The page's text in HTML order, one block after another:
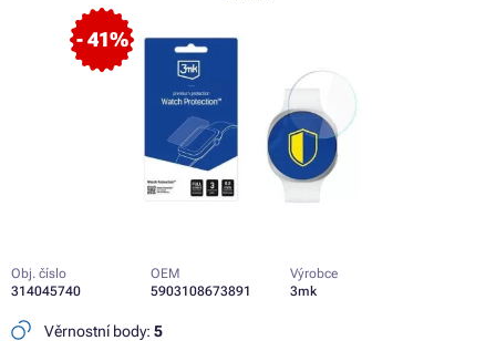
- 41%
Obj. číslo
314045740
OEM
5903108673891
Výrobce
3mk
Věrnostní body: 5